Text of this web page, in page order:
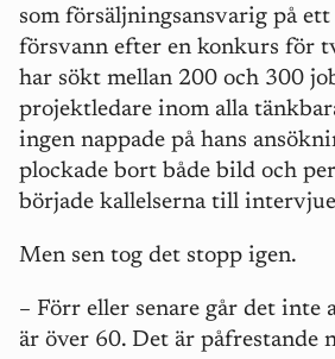
som försäljningsansvarig på
försvann efter en konkurs för
har sökt mellan 200 och 300
projektledare inom alla
ingen nappade på hans
plockade bort både bild och
började kallelserna till
Men sen tog det stopp igen.
– Förr eller senare går det inte
är över 60. Det är påfrestande